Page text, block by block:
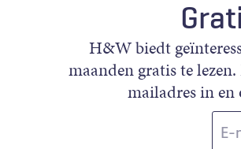
H&W biedt
maanden gratis te
mailadres in